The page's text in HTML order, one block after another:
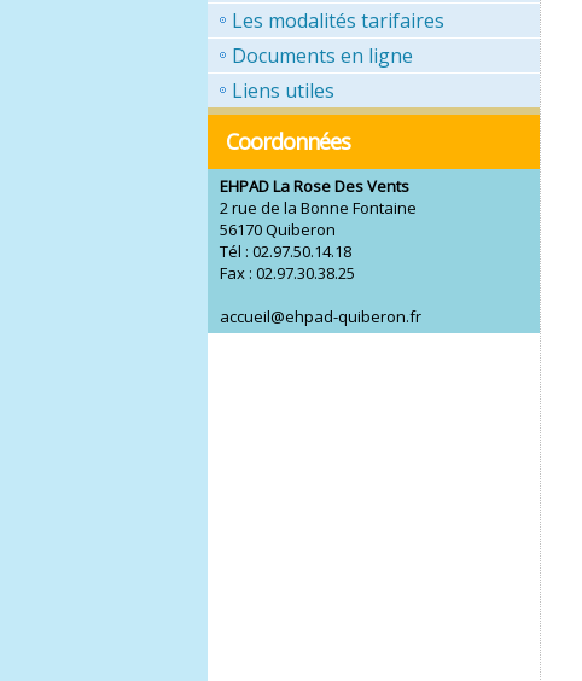
Les modalités tarifaires
Documents en ligne
Liens utiles
Coordonnées
EHPAD La Rose Des Vents
2 rue de la Bonne Fontaine
56170 Quiberon
Tél : 02.97.50.14.18
Fax : 02.97.30.38.25
accueil@ehpad-quiberon.fr